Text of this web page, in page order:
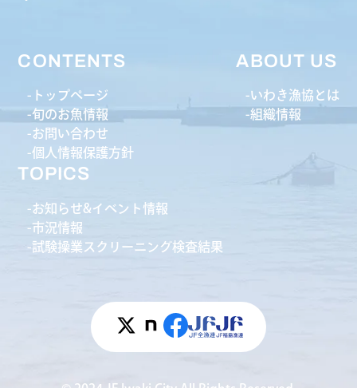
CONTENTS
トップページ
旬のお魚情報
お問い合わせ
個人情報保護方針
ABOUT US
いわき漁協とは
組織情報
TOPICS
お知らせ&イベント情報
市況情報
試験操業スクリーニング検査結果